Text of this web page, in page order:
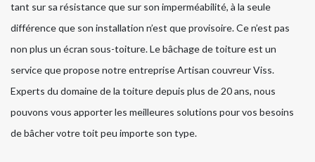
tant sur sa résistance que sur son imperméabilité, à la seule
différence que son installation n’est que provisoire. Ce n’est pas
non plus un écran sous-toiture. Le bâchage de toiture est un
service que propose notre entreprise Artisan couvreur Viss.
Experts du domaine de la toiture depuis plus de 20 ans, nous
pouvons vous apporter les meilleures solutions pour vos besoins
de bâcher votre toit peu importe son type.